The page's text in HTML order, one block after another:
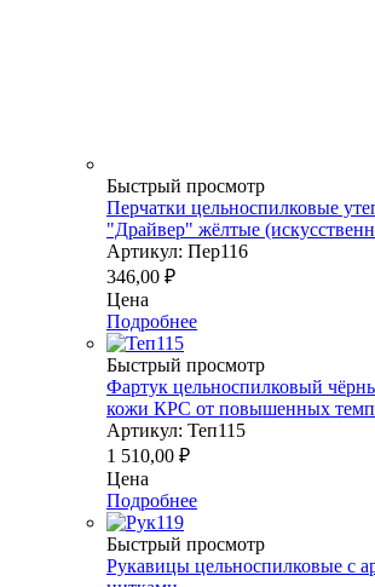
Быстрый просмотр
Перчатки цельноспилковые
"Драйвер" жёлтые
Артикул: Пер116
346,00 ₽
Цена
Подробнее
Быстрый просмотр
Фартук цельноспилковый
кожи КРС от повышенных
Артикул: Теп115
1 510,00 ₽
Цена
Подробнее
Быстрый просмотр
Рукавицы цельноспилковые с